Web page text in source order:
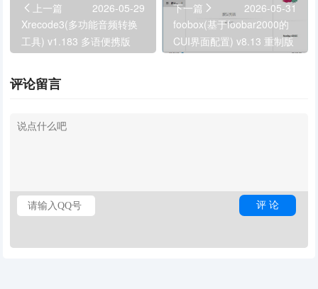
上一篇
2026-05-29
Xrecode3(多功能音频转换
工具) v1.183 多语便携版
下一篇
2026-05-31
foobox(基于foobar2000的
CUI界面配置) v8.13 重制版
评论留言